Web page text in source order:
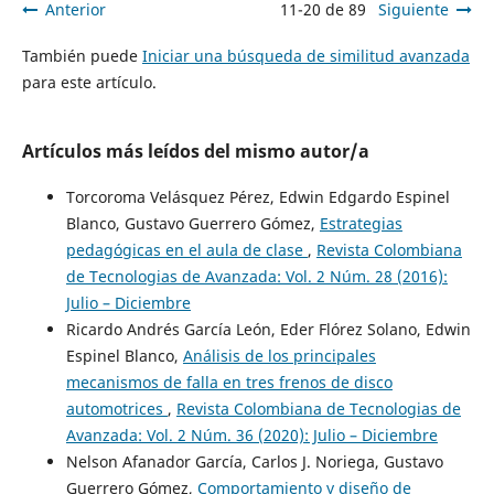
Anterior 11-20 de 89 Siguiente
También puede Iniciar una búsqueda de similitud avanzada
para este artículo.
Artículos más leídos del mismo autor/a
Torcoroma Velásquez Pérez, Edwin Edgardo Espinel
Blanco, Gustavo Guerrero Gómez, Estrategias
pedagógicas en el aula de clase , Revista Colombiana
de Tecnologias de Avanzada: Vol. 2 Núm. 28 (2016):
Julio – Diciembre
Ricardo Andrés García León, Eder Flórez Solano, Edwin
Espinel Blanco, Análisis de los principales
mecanismos de falla en tres frenos de disco
automotrices , Revista Colombiana de Tecnologias de
Avanzada: Vol. 2 Núm. 36 (2020): Julio – Diciembre
Nelson Afanador García, Carlos J. Noriega, Gustavo
Guerrero Gómez, Comportamiento y diseño de